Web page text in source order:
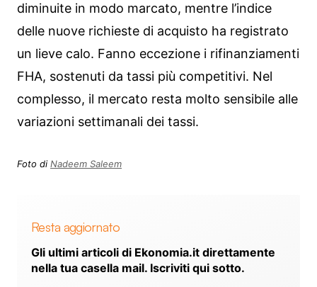
diminuite in modo marcato, mentre l’indice
delle nuove richieste di acquisto ha registrato
un lieve calo. Fanno eccezione i rifinanziamenti
FHA, sostenuti da tassi più competitivi. Nel
complesso, il mercato resta molto sensibile alle
variazioni settimanali dei tassi.
Foto di Nadeem Saleem
Resta aggiornato
Gli ultimi articoli di Ekonomia.it direttamente
nella tua casella mail. Iscriviti qui sotto.